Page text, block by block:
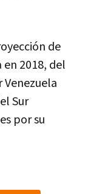
de
2018, del
Sur
por su